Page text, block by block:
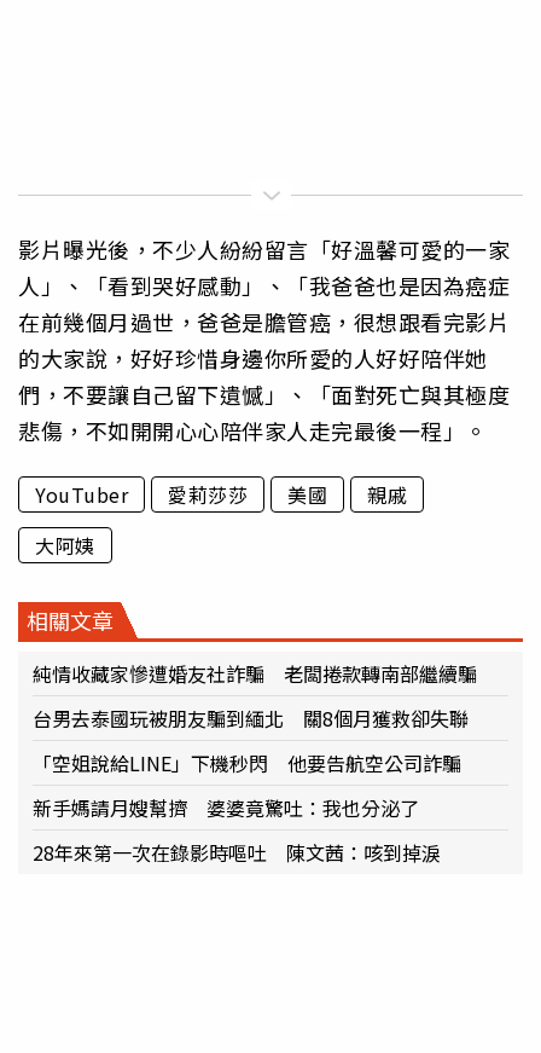
影片曝光後，不少人紛紛留言「好溫馨可愛的一家
人」、「看到哭好感動」、「我爸爸也是因為癌症
在前幾個月過世，爸爸是膽管癌，很想跟看完影片
的大家說，好好珍惜身邊你所愛的人好好陪伴她
們，不要讓自己留下遺憾」、「面對死亡與其極度
悲傷，不如開開心心陪伴家人走完最後一程」。
YouTuber 愛莉莎莎 美國
親戚
大阿姨
相關文章
純情收藏家慘遭婚友社詐騙 老闆捲款轉南部繼續騙
台男去泰國玩被朋友騙到緬北 關8個月獲救卻失聯
「空姐說給LINE」下機秒閃 他要告航空公司詐騙
新手媽請月嫂幫擠 婆婆竟驚吐：我也分泌了
28年來第一次在錄影時嘔吐 陳文茜：咳到掉淚